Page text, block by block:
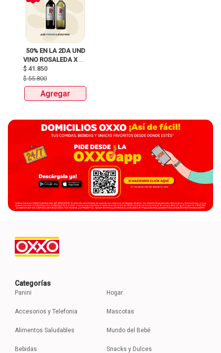
  50% EN LA 2DA UND
VINO ROSALEDA X
750ML
$ 41.850
$55.800
Agregar
Categorías
Panini
Accesorios y Telefonia
Alimentos Saludables
Bebidas
Hogar
Mascotas
Mundo del Bebé
Snacks y Dulces